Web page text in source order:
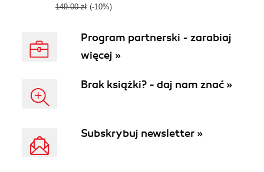
149.00 zł (-10%)
Program partnerski - zarabiaj
więcej »
Brak książki? - daj nam znać »
Subskrybuj newsletter »